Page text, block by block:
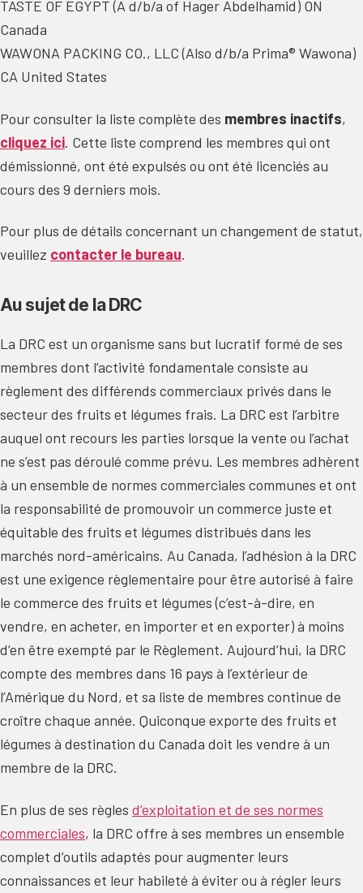
TASTE OF EGYPT (A d/b/a of Hager Abdelhamid) ON
Canada
WAWONA PACKING CO., LLC (Also d/b/a Prima® Wawona)
CA United States
Pour consulter la liste complète des membres inactifs,
cliquez ici. Cette liste comprend les membres qui ont
démissionné, ont été expulsés ou ont été licenciés au
cours des 9 derniers mois.
Pour plus de détails concernant un changement de statut,
veuillez contacter le bureau.
Au sujet de la DRC
La DRC est un organisme sans but lucratif formé de ses
membres dont l’activité fondamentale consiste au
règlement des différends commerciaux privés dans le
secteur des fruits et légumes frais. La DRC est l’arbitre
auquel ont recours les parties lorsque la vente ou l’achat
ne s’est pas déroulé comme prévu. Les membres adhèrent
à un ensemble de normes commerciales communes et ont
la responsabilité de promouvoir un commerce juste et
équitable des fruits et légumes distribués dans les
marchés nord-américains. Au Canada, l’adhésion à la DRC
est une exigence règlementaire pour être autorisé à faire
le commerce des fruits et légumes (c’est-à-dire, en
vendre, en acheter, en importer et en exporter) à moins
d’en être exempté par le Règlement. Aujourd’hui, la DRC
compte des membres dans 16 pays à l’extérieur de
l’Amérique du Nord, et sa liste de membres continue de
croître chaque année. Quiconque exporte des fruits et
légumes à destination du Canada doit les vendre à un
membre de la DRC.
En plus de ses règles d’exploitation et de ses normes
commerciales, la DRC offre à ses membres un ensemble
complet d’outils adaptés pour augmenter leurs
connaissances et leur habileté à éviter ou à régler leurs